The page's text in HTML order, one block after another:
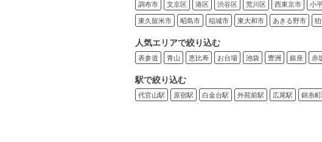
調布市 文京区 港区 渋谷区 荒川区 西東京市 小
東久留米市 昭島市 稲城市 東大和市 あきる野市
人気エリアで絞り込む
表参道 青山 恵比寿 お台場 池袋 豊洲 銀座 赤
駅で絞り込む
代官山駅 原宿駅 白金台駅 外苑前駅 広尾駅 錦糸町